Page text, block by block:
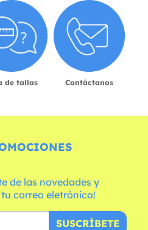
de tallas Contáctanos
de las novedades y
correo eletrónico!
SUSCRÍBETE